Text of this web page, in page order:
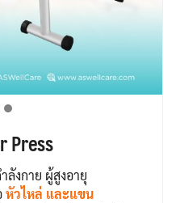
Press
ลังกาย ผู้สูงอายุ
หัวไหล่ และแขน